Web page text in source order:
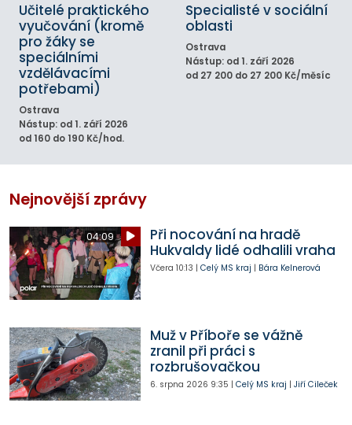
Učitelé praktického
vyučování (kromě
pro žáky se
speciálními
vzdělávacími
potřebami)
Ostrava
Nástup: od 1. září 2026
od 160 do 190 Kč/hod.
Specialisté v sociální
oblasti
Ostrava
Nástup: od 1. září 2026
od 27 200 do 27 200 Kč/měsíc
Nejnovější zprávy
04:09
Při nocování na hradě
Hukvaldy lidé odhalili vraha
Včera 10:13 | Celý MS kraj | Bára Kelnerová
Muž v Příboře se vážně
zranil při práci s
rozbrušovačkou
6. srpna 2026 9:35 | Celý MS kraj | Jiří Cileček